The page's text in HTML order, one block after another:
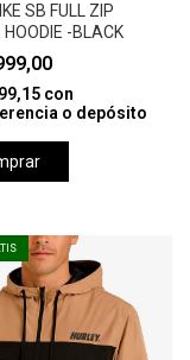
SB FULL ZIP
HOODIE -BLACK
con
o depósito